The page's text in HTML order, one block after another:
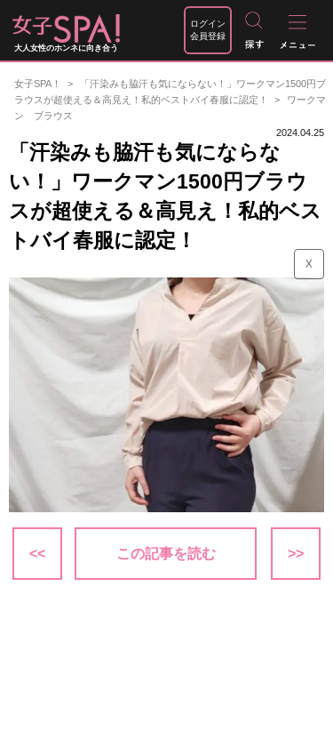
大人女性のホンネに向き合う
ログイン
会員登録
女子SPA！
「汗染みも脇汗も気にならない！」ワークマン1500円ブ
ラウスが超使える＆高見え！私的ベストバイ春服に認定！
ワークマ
ン ブラウス
2024.04.25
「汗染みも脇汗も気にならな
い！」ワークマン1500円ブラウ
スが超使える＆高見え！私的ベス
トバイ春服に認定！
☓
<< この記事を読む >>